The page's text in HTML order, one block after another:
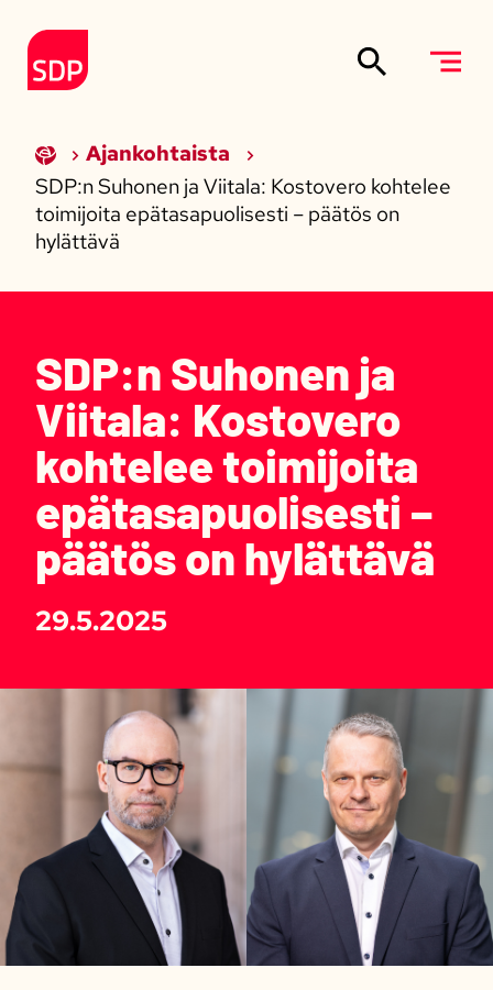
Etusivulle
Ajankohtaista
SDP:n Suhonen ja Viitala: Kostovero kohtelee
toimijoita epätasapuolisesti – päätös on
hylättävä
SDP:n Suhonen ja
Viitala: Kostovero
kohtelee toimijoita
epätasapuolisesti –
päätös on hylättävä
29.5.2025